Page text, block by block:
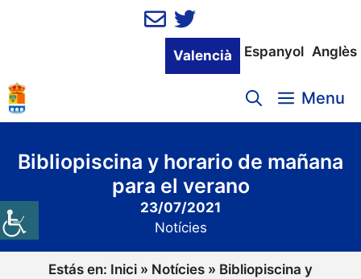
Valencià Espanyol Anglès
Menu
Bibliopiscina y horario de mañana
para el verano
23/07/2021
Notícies
Estás en: Inici » Notícies » Bibliopiscina y